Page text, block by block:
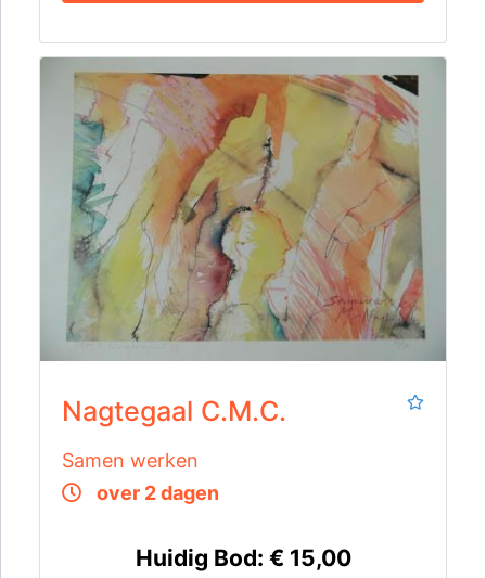
Nagtegaal C.M.C.
Samen werken
over 2 dagen
Huidig Bod: € 15,00